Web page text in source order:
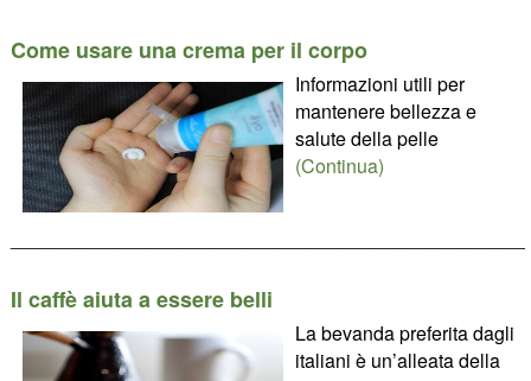
Come usare una crema per il corpo
Informazioni utili per
mantenere bellezza e
salute della pelle
(Continua)
Il caffè aiuta a essere belli
La bevanda preferita dagli
italiani è un’alleata della